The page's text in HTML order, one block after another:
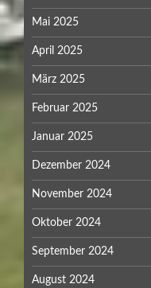
Mai 2025
April 2025
März 2025
Februar 2025
Januar 2025
Dezember 2024
November 2024
Oktober 2024
September 2024
August 2024